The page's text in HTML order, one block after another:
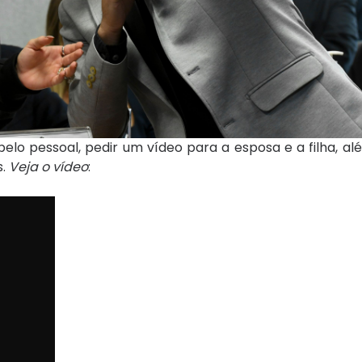
pessoal, pedir um vídeo para a esposa e a filha,
Veja o vídeo: